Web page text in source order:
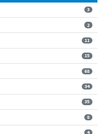
3
2
11
15
68
34
35
8
4